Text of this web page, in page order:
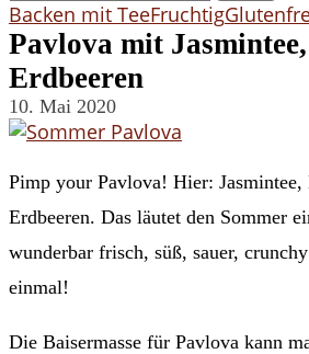
Backen mit TeeFruchtig
Pavlova mit
Erdbeeren
10. Mai 2020
Pimp your Pavlova! Hier: Jasmintee,
Erdbeeren. Das läutet den Sommer
wunderbar frisch, süß, sauer,
einmal!
Die Baisermasse für Pavlova kann